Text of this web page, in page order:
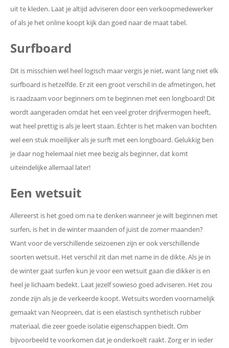
uit te kleden. Laat je altijd adviseren door een verkoopmedewerker
of als je het online koopt kijk dan goed naar de maat tabel.
Surfboard
Dit is misschien wel heel logisch maar vergis je niet, want lang niet elk
surfboard is hetzelfde. Er zit een groot verschil in de afmetingen, het
is raadzaam voor beginners om te beginnen met een longboard! Dit
wordt aangeraden omdat het een veel groter drijfvermogen heeft,
wat heel prettig is als je leert staan. Echter is het maken van bochten
wel een stuk moeilijker als je surft met een longboard. Gelukkig ben
je daar nog helemaal niet mee bezig als beginner, dat komt
uiteindelijke allemaal later!
Een wetsuit
Allereerst is het goed om na te denken wanneer je wilt beginnen met
surfen, is het in de winter maanden of juist de zomer maanden?
Want voor de verschillende seizoenen zijn er ook verschillende
soorten wetsuit. Het verschil zit dan met name in de dikte. Als je in
de winter gaat surfen kun je voor een wetsuit gaan die dikker is en
heel je lichaam bedekt. Laat jezelf sowieso goed adviseren. Het zou
zonde zijn als je de verkeerde koopt. Wetsuits worden voornamelijk
gemaakt van Neopreen, dat is een elastisch synthetisch rubber
materiaal, die zeer goede isolatie eigenschappen biedt. Om
bijvoorbeeld te voorkomen dat je onderkoelt raakt. Zorg er in ieder